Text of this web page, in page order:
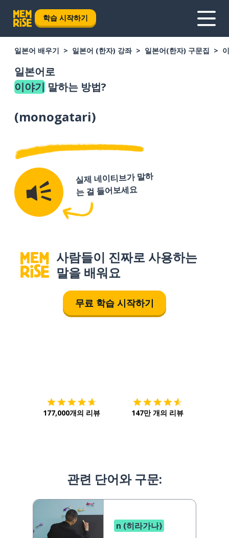
학습 시작하기
일본어 배우기 일본어 (한자) 강좌 일본어(한자) 구문집
일본어로
이야기 말하는 방법?
(monogatari)
실제 네이티브가 말하
는 걸 들어보세요
사람들이 진짜로 사용하는
말을 배워요
무료 학습 시작하기
177,000개의 리뷰 147만 개의 리뷰
관련 단어와 구문:
n (히라가나)